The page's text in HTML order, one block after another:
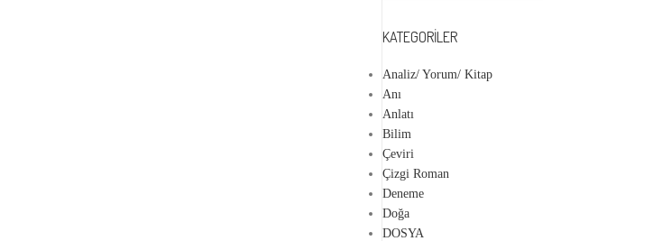
KATEGORILER
Analiz/ Yorum/ Kitap
Anı
Anlatı
Bilim
Çeviri
Çizgi Roman
Deneme
Doğa
DOSYA